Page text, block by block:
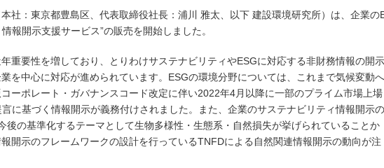
社：東京都豊島区、代表取締役社長：浦川 雅太、以下 建設環境研究所）は、企業の
報開示支援サービス”の販売を開始しました。
重要性を増しており、とりわけサステナビリティやESGに対応する非財務情報の開示
を中心に対応が進められています。ESGの環境分野については、これまで気候変動へ
ーポレート・ガバナンスコード改定に伴い2022年4月以降に一部のプライム市場上場
言に基づく情報開示が義務付けされました。また、企業のサステナビリティ情報開示の
後の基準化するテーマとして生物多様性・生態系・自然損失が挙げられていることか
開示のフレームワークの設計を行っているTNFDによる自然関連情報開示の動向が注